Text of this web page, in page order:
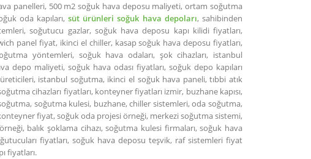
panelleri, 500 m2 soğuk hava deposu maliyeti, ortam soğutma
oda kapıları,süt ürünleri soğuk hava depoları, sahibinden
soğutucu gazlar, soğuk hava deposu kapı kilidi fiyatları,
panel fiyat, ikinci el chiller, kasap soğuk hava deposu fiyatları,
yöntemleri, soğuk hava odaları, şok cihazları, istanbul
depo maliyeti, soğuk hava odası fiyatları, soğuk depo kapıları
istanbul soğutma, ikinci el soğuk hava paneli, tıbbi atık
cihazları fiyatları, konteyner fiyatları izmir, buzhane kapısı,
soğutma kulesi, buzhane, chiller sistemleri, oda soğutma,
fiyat, soğuk oda projesi örneği, merkezi soğutma sistemi,
balık şoklama cihazı, soğutma kulesi firmaları, soğuk hava
fiyatları, soğuk hava deposu teşvik, raf sistemleri fiyat
fiyatları.